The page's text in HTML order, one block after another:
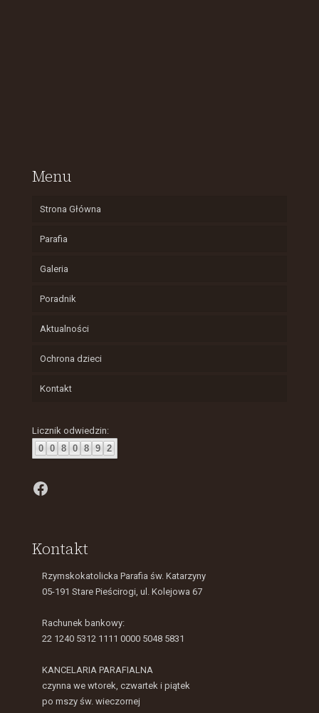
Menu
Strona Główna
Parafia
Galeria
Poradnik
Aktualności
Ochrona dzieci
Kontakt
Licznik odwiedzin:
0
0 8 0 8 9 2
Facebook
Kontakt
Rzymskokatolicka Parafia św. Katarzyny
05-191 Stare Pieścirogi, ul. Kolejowa 67
Rachunek bankowy:
22 1240 5312 1111 0000 5048 5831
KANCELARIA PARAFIALNA
czynna we wtorek, czwartek i piątek
po mszy św. wieczornej